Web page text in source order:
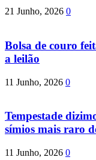
21 Junho, 2026 0
Bolsa de couro
a leilão
11 Junho, 2026 0
Tempestade
símios mais raro
11 Junho, 2026 0